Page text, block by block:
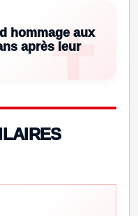
hommage aux
après leur